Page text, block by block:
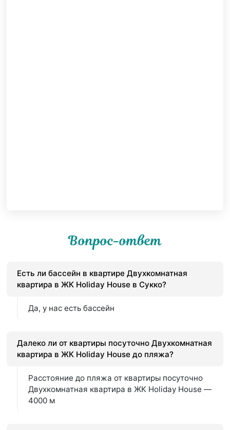
Вопрос-ответ
Есть ли бассейн в квартире Двухкомнатная
квартира в ЖК Holiday House в Сукко?
Да, у нас есть бассейн
Далеко ли от квартиры посуточно Двухкомнатная
квартира в ЖК Holiday House до пляжа?
Расстояние до пляжа от квартиры посуточно
Двухкомнатная квартира в ЖК Holiday House —
4000 м